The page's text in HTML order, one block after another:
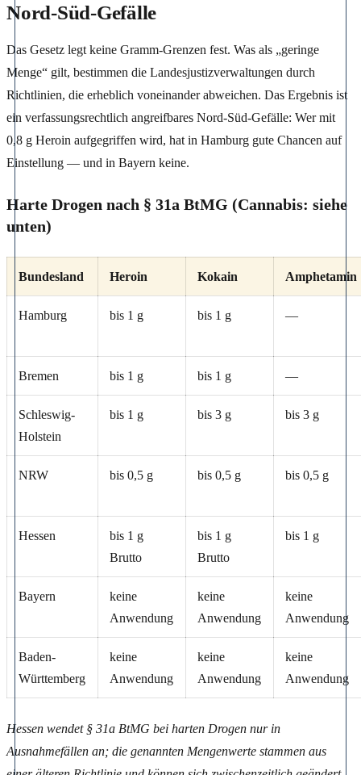
Nord-Süd-Gefälle
Das Gesetz legt keine Gramm-Grenzen fest. Was als „geringe
Menge“ gilt, bestimmen die Landesjustizverwaltungen durch
Richtlinien, die erheblich voneinander abweichen. Das Ergebnis ist
ein verfassungsrechtlich angreifbares Nord-Süd-Gefälle: Wer mit
0,8 g Heroin aufgegriffen wird, hat in Hamburg gute Chancen auf
Einstellung — und in Bayern keine.
Harte Drogen nach § 31a BtMG (Cannabis: siehe
unten)
Bundesland Heroin Kokain Amphetamin
Hamburg bis 1 g bis 1 g —
Bremen bis 1 g bis 1 g —
Schleswig-
Holstein
bis 1 g bis 3 g bis 3 g
NRW bis 0,5 g bis 0,5 g bis 0,5 g
Hessen
bis 1 g
Brutto
bis 1 g
Brutto
bis 1 g
Bayern
keine
Anwendung
keine
Anwendung
keine
Anwendung
Baden-
Württemberg
keine
Anwendung
keine
Anwendung
keine
Anwendung
Hessen wendet § 31a BtMG bei harten Drogen nur in
Ausnahmefällen an; die genannten Mengenwerte stammen aus